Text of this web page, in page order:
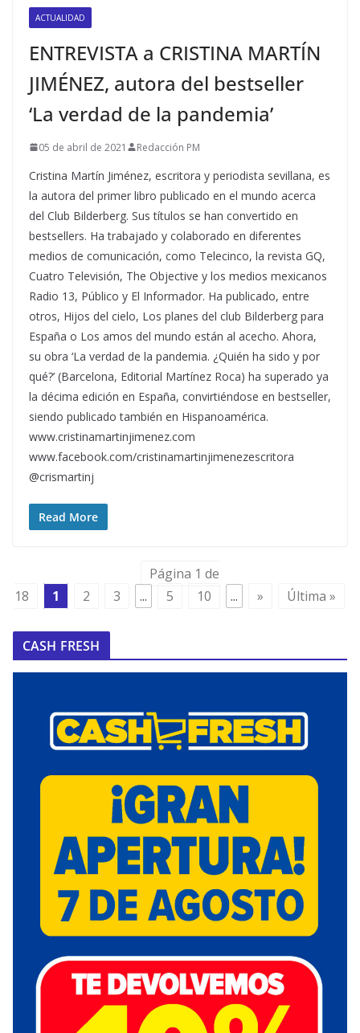
ACTUALIDAD
ENTREVISTA a CRISTINA MARTÍN
JIMÉNEZ, autora del bestseller
‘La verdad de la pandemia’
05 de abril de 2021 Redacción PM
Cristina Martín Jiménez, escritora y periodista sevillana, es
la autora del primer libro publicado en el mundo acerca
del Club Bilderberg. Sus títulos se han convertido en
bestsellers. Ha trabajado y colaborado en diferentes
medios de comunicación, como Telecinco, la revista GQ,
Cuatro Televisión, The Objective y los medios mexicanos
Radio 13, Público y El Informador. Ha publicado, entre
otros, Hijos del cielo, Los planes del club Bilderberg para
España o Los amos del mundo están al acecho. Ahora,
su obra ‘La verdad de la pandemia. ¿Quién ha sido y por
qué?’ (Barcelona, Editorial Martínez Roca) ha superado ya
la décima edición en España, convirtiéndose en bestseller,
siendo publicado también en Hispanoamérica.
www.cristinamartinjimenez.com
www.facebook.com/cristinamartinjimenezescritora
@crismartinj
Read More
Página 1 de
18
1 2 3 ... 5 10 ... » Última »
CASH FRESH